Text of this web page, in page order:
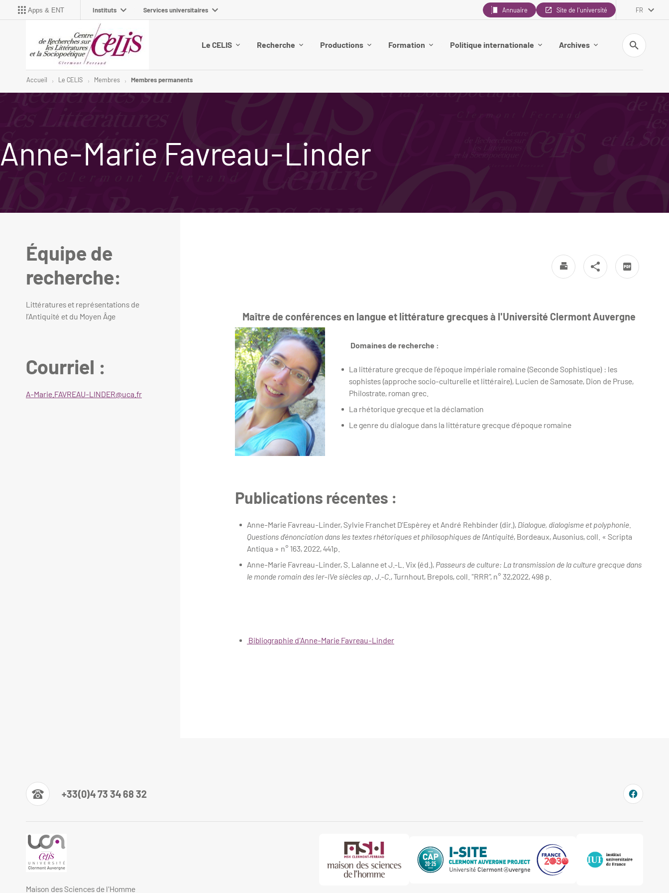
Apps & ENT Instituts Services universitaires Annuaire Site de l'université FR
Le CELIS Recherche Productions Formation Politique internationale Archives
Recherche
Accueil Le CELIS Membres Membres permanents
Anne-Marie Favreau-Linder
Maître de conférences en langue et littérature grecques à l'Université Clermont Auvergne
Domaines de recherche :
La littérature grecque de l’époque impériale romaine (Seconde Sophistique) : les
sophistes (approche socio-culturelle et littéraire), Lucien de Samosate, Dion de Pruse,
Philostrate, roman grec.
La rhétorique grecque et la déclamation
Le genre du dialogue dans la littérature grecque d’époque romaine
Publications récentes :
Anne-Marie Favreau-Linder, Sylvie Franchet D’Espèrey et André Rehbinder (dir.), Dialogue, dialogisme et polyphonie.
Questions d’énonciation dans les textes rhétoriques et philosophiques de l’Antiquité, Bordeaux, Ausonius, coll. « Scripta
Antiqua » n° 163, 2022, 441p.
Anne-Marie Favreau-Linder, S. Lalanne et J.-L. Vix (éd.), Passeurs de culture: La transmission de la culture grecque dans
le monde romain des Ier-IVe siècles ap. J.-C. , Turnhout, Brepols, coll. "RRR", n° 32,2022, 498 p.
Bibliographie d'Anne-Marie Favreau-Linder
Équipe de
recherche:
Littératures et représentations de
l’Antiquité et du Moyen Âge
Courriel :
A-Marie.FAVREAU-LINDER@uca.fr
+33(0)4 73 34 68 32
Maison des Sciences de l'Homme